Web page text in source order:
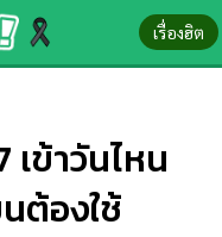
เรื่องฮิต
ข้าวันไหน
ต้องใช้